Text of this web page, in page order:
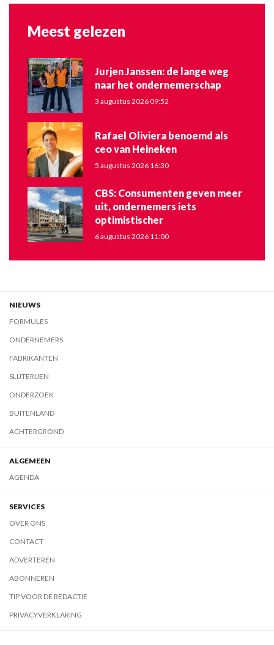
Meest gelezen
Jurjen Janssen: de lange weg
naar het ondernemerschap
3 augustus 2026 09:52
Rafael Oliviera benoemd als
ceo van Heineken
5 augustus 2026 16:30
CBS: Consumenten geven meer
uit, ondernemers iets
optimistischer
6 augustus 2026 11:00
NIEUWS
FORMULES
ONDERNEMERS
FABRIKANTEN
SLIJTERIJEN
ONDERZOEK
BUITENLAND
ACHTERGROND
ALGEMEEN
AGENDA
SERVICES
OVER ONS
CONTACT
ADVERTEREN
ABONNEREN
TIP VOOR DE REDACTIE
PRIVACYVERKLARING